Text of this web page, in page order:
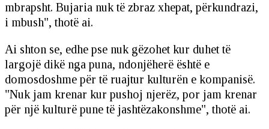
mbrapsht. Bujaria nuk të zbraz xhepat, përkundrazi,
i mbush", thotë ai.
Ai shton se, edhe pse nuk gëzohet kur duhet të
largojë dikë nga puna, ndonjëherë është e
domosdoshme për të ruajtur kulturën e kompanisë.
"Nuk jam krenar kur pushoj njerëz, por jam krenar
për një kulturë pune të jashtëzakonshme", thotë ai.